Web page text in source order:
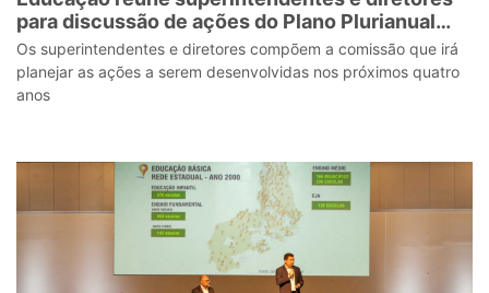
para discussão de ações do Plano Plurianual
2020-2023
Os superintendentes e diretores compõem a comissão que irá
planejar as ações a serem desenvolvidas nos próximos quatro
anos